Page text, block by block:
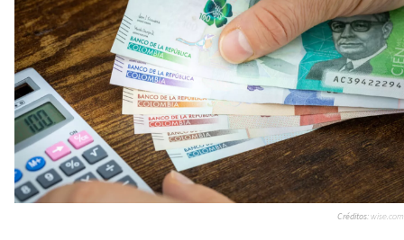
Créditos:wise.com